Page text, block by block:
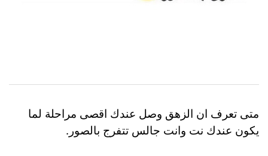
متى تعرف ان الزهق وصل عندك اقصى مراحلة لما
يكون عندك نت وانت جالس تتفرج بالصور.